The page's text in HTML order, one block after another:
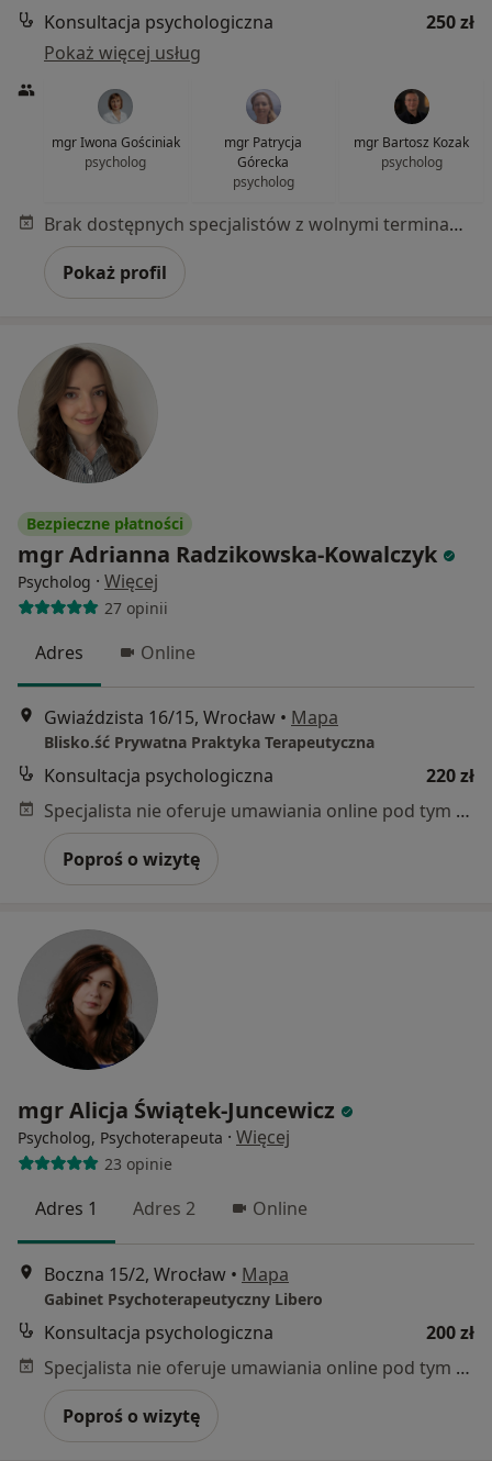
Konsultacja psychologiczna
250 zł
Pokaż więcej usług
mgr Iwona Gościniak
psycholog
mgr Patrycja
Górecka
psycholog
mgr Bartosz Kozak
psycholog
Brak dostępnych specjalistów z wolnymi terminami w tym centrum medycznym.
Pokaż profil
Bezpieczne płatności
mgr Adrianna Radzikowska-Kowalczyk
Psycholog · Więcej
27 opinii
Adres Online
Gwiaździsta 16/15, Wrocław • Mapa
Blisko.ść Prywatna Praktyka Terapeutyczna
Konsultacja psychologiczna
220 zł
Specjalista nie oferuje umawiania online pod tym adresem.
Poproś o wizytę
mgr Alicja Świątek-Juncewicz
Psycholog, Psychoterapeuta · Więcej
23 opinie
Adres 1 Adres 2 Online
Boczna 15/2, Wrocław • Mapa
Gabinet Psychoterapeutyczny Libero
Konsultacja psychologiczna
200 zł
Specjalista nie oferuje umawiania online pod tym adresem.
Poproś o wizytę